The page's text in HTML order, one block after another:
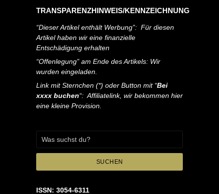
TRANSPARENZHINWEIS/KENNZEICHNUNG
“Dieser Artikel enthält Werbung”: Für diesen
Artikel haben wir eine finanzielle
Entschädigung erhalten
“Offenlegung” am Ende des Artikels: Wir
wurden eingeladen.
Link mit Sternchen (*) oder Button mit “Bei
xxxx buchen“: Affiliatelink, wir bekommen hier
eine kleine Provision.
SUCHEN
ISSN: 3054-6311